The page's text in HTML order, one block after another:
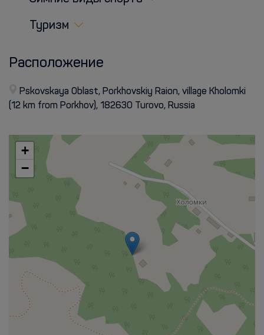
Туризм
Расположение
Pskovskaya Oblast, Porkhovskiy Raion, village Kholomki
(12 km from Porkhov), 182630 Turovo, Russia
+
−